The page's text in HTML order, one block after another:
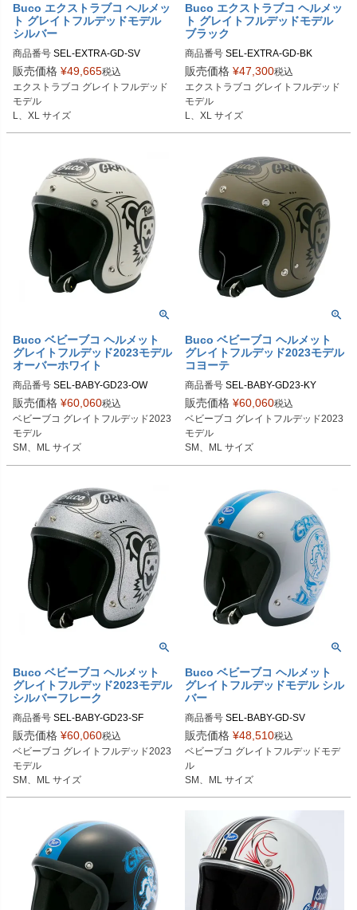
Buco エクストラブコ ヘルメッ
ト グレイトフルデッドモデル
シルバー
商品番号 SEL-EXTRA-GD-SV
Lサイズ商品コード：0107EBCGFD0
85
XLサイズ商品コード：0107EBCGF
販売価格 ¥49,665税込
エクストラブコ グレイトフルデッド
モデル
L、XL サイズ
Buco エクストラブコ ヘルメッ
ト グレイトフルデッドモデル
ブラック
商品番号 SEL-EXTRA-GD-BK
Lサイズ商品コード：0107EBCGFD0
25
XLサイズ商品コード：0107EBCGF
販売価格 ¥47,300税込
エクストラブコ グレイトフルデッド
モデル
L、XL サイズ
Buco ベビーブコ ヘルメット
グレイトフルデッド2023モデル
オーバーホワイト
商品番号 SEL-BABY-GD23-OW
SMサイズ商品コード：0107BBCGF
D3013
MLサイズ商品コード：0107BBCGF
販売価格 ¥60,060税込
ベビーブコ グレイトフルデッド2023
モデル
SM、ML サイズ
Buco ベビーブコ ヘルメット
グレイトフルデッド2023モデル
コヨーテ
商品番号 SEL-BABY-GD23-KY
SMサイズ商品コード：0107BBCGF
D3CY3
MLサイズ商品コード：0107BBCGF
販売価格 ¥60,060税込
ベビーブコ グレイトフルデッド2023
モデル
SM、ML サイズ
Buco ベビーブコ ヘルメット
グレイトフルデッド2023モデル
シルバーフレーク
商品番号 SEL-BABY-GD23-SF
SMサイズ商品コード：0107BBCGF
D3083
MLサイズ商品コード：0107BBCGF
販売価格 ¥60,060税込
ベビーブコ グレイトフルデッド2023
モデル
SM、ML サイズ
Buco ベビーブコ ヘルメット
グレイトフルデッドモデル シル
バー
商品番号 SEL-BABY-GD-SV
SMサイズ商品コード：0107BBCGF
D083
MLサイズ商品コード：0107BBCGF
Buco（ブコ）
販売価格 ¥48,510税込
ベビーブコ グレイトフルデッドモデ
ル
SM、ML サイズ